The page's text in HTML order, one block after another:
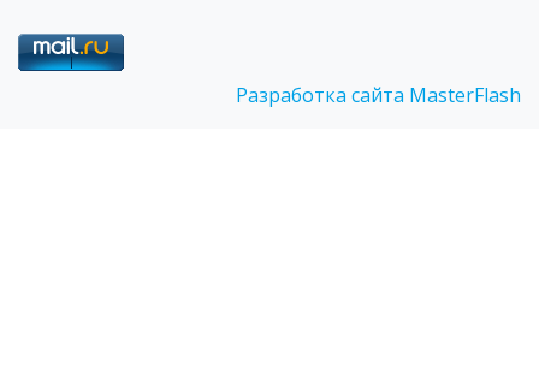
Разработка сайта MasterFlash